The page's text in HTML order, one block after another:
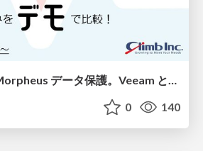
失敗しない HPE Morpheus データ保護。Veeam と HPE Zerto、それぞれの強みをデモで比較！
0 140